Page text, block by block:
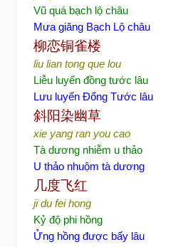
Vũ quá bạch lộ châu
Mưa giăng Bạch Lộ châu
柳恋铜雀楼
liu lian tong que lou
Liễu luyến đồng tước lâu
Lưu luyến Đổng Tước lâu
斜阳染幽草
xie yang ran you cao
Tà dương nhiễm u thảo
U thảo nhuộm tà dương
几度飞红
ji du fei hong
Kỷ độ phi hồng
Ửng hồng được bấy lâu